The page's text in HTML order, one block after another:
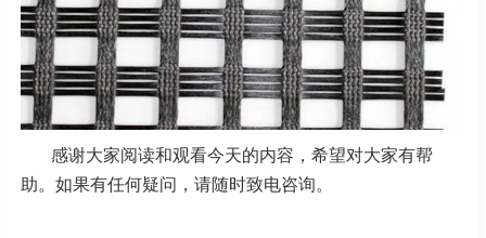
感谢大家阅读和观看今天的内容，希望对大家有帮
助。如果有任何疑问，请随时致电咨询。